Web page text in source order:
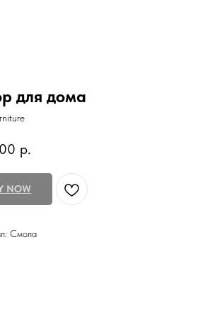
для дома
р.
NOW
Смола